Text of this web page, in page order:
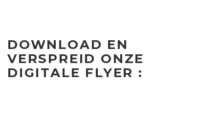
DOWNLOAD EN
VERSPREID ONZE
DIGITALE FLYER :